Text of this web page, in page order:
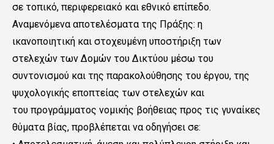
σε τοπικό, περιφερειακό και εθνικό επίπεδο.
Αναμενόμενα αποτελέσματα της Πράξης: η
ικανοποιητική και στοχευμένη υποστήριξη των
στελεχών των Δομών του Δικτύου μέσω του
συντονισμού και της παρακολούθησης του έργου, της
ψυχολογικής εποπτείας των στελεχών και
του προγράμματος νομικής βοήθειας προς τις γυναίκες
θύματα βίας, προβλέπεται να οδηγήσει σε: